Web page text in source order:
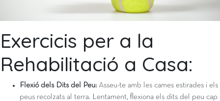
Exercicis per a la
Rehabilitació a Casa:
Flexió dels Dits del Peu: Asseu-te amb les cames estirades i els
peus recolzats al terra. Lentament, flexiona els dits del peu cap